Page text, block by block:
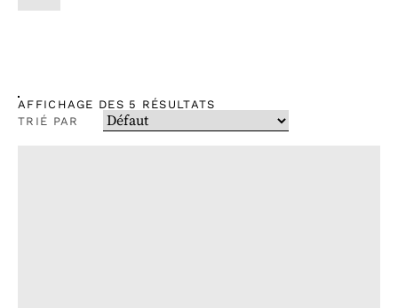
AFFICHAGE DES 5 RÉSULTATS
TRIÉ PAR